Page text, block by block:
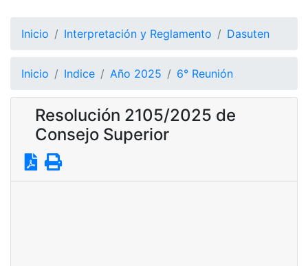
Inicio Interpretación y Reglamento Dasuten
Inicio Indice Año 2025 6° Reunión
Resolución 2105/2025 de
Consejo Superior